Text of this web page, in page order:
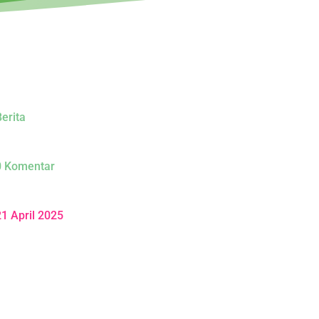
Komentar
April 2025